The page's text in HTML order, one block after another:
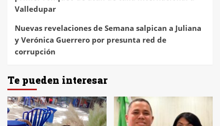
Valledupar
Nuevas revelaciones de Semana salpican a Juliana
y Verónica Guerrero por presunta red de
corrupción
Te pueden interesar